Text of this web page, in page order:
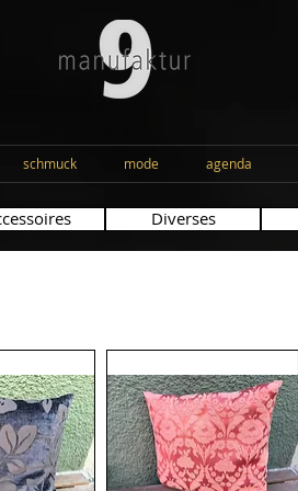
schmuck mode agenda
Diverses